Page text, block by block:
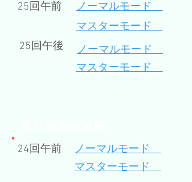
25回午前
ノーマルモード
​マスターモード
25回午後
​ノーマルモード
マスターモード
24回午前
ノーマルモード
​マスターモード